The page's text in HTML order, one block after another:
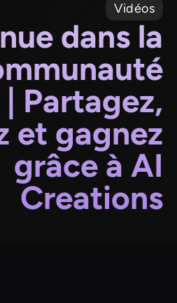
Vidéos
dans la
Partagez,
et gagnez
grâce à AI
Creations